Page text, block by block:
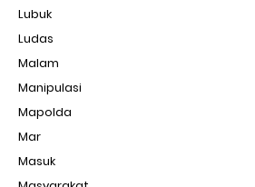
Lubuk
Ludas
Malam
Manipulasi
Mapolda
Mar
Masuk